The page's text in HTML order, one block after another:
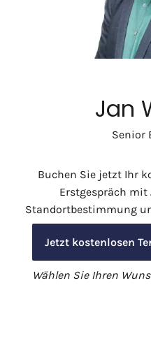
Jan
Senior
Buchen Sie jetzt Ihr
Erstgespräch mit
Standortbestimmung
Jetzt kostenlosen
Wählen Sie Ihren